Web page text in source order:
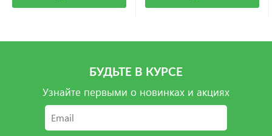
БУДЬТЕ В КУРСЕ
Узнайте первыми о новинках и акциях